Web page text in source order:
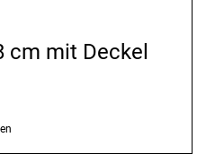
cm mit Deckel